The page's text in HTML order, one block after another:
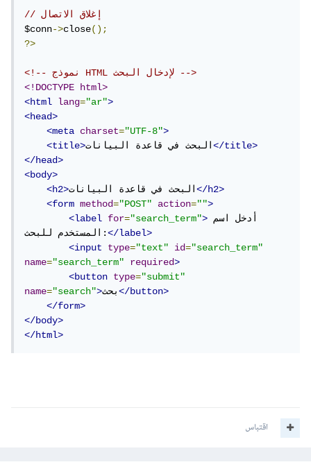
// إغلاق الاتصال
$conn->close();
?>
<!-- نموذج HTML لإدخال البحث -->
<!DOCTYPE html>
<html
lang="ar">
<head>
<meta
charset="UTF-8">
<title>البحث في قاعدة البيانات</title>
</head>
<body>
<h2>البحث في قاعدة البيانات</h2>
<form
method="POST" action="">
<label
for="search_term"> أدخل اسم
المستخدم للبحث:</label>
<input
type="text" id="search_term"
name="search_term" required>
<button
type="submit"
name="search">بحث</button>
</form>
</body>
</html>
اقتباس